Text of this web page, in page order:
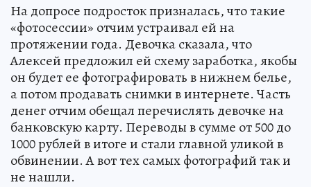
На допросе подросток призналась, что такие
«фотосессии» отчим устраивал ей на
протяжении года. Девочка сказала, что
Алексей предложил ей схему заработка, якобы
он будет ее фотографировать в нижнем белье,
а потом продавать снимки в интернете. Часть
денег отчим обещал перечислять девочке на
банковскую карту. Переводы в сумме от 500 до
1000 рублей в итоге и стали главной уликой в
обвинении. А вот тех самых фотографий так и
не нашли.